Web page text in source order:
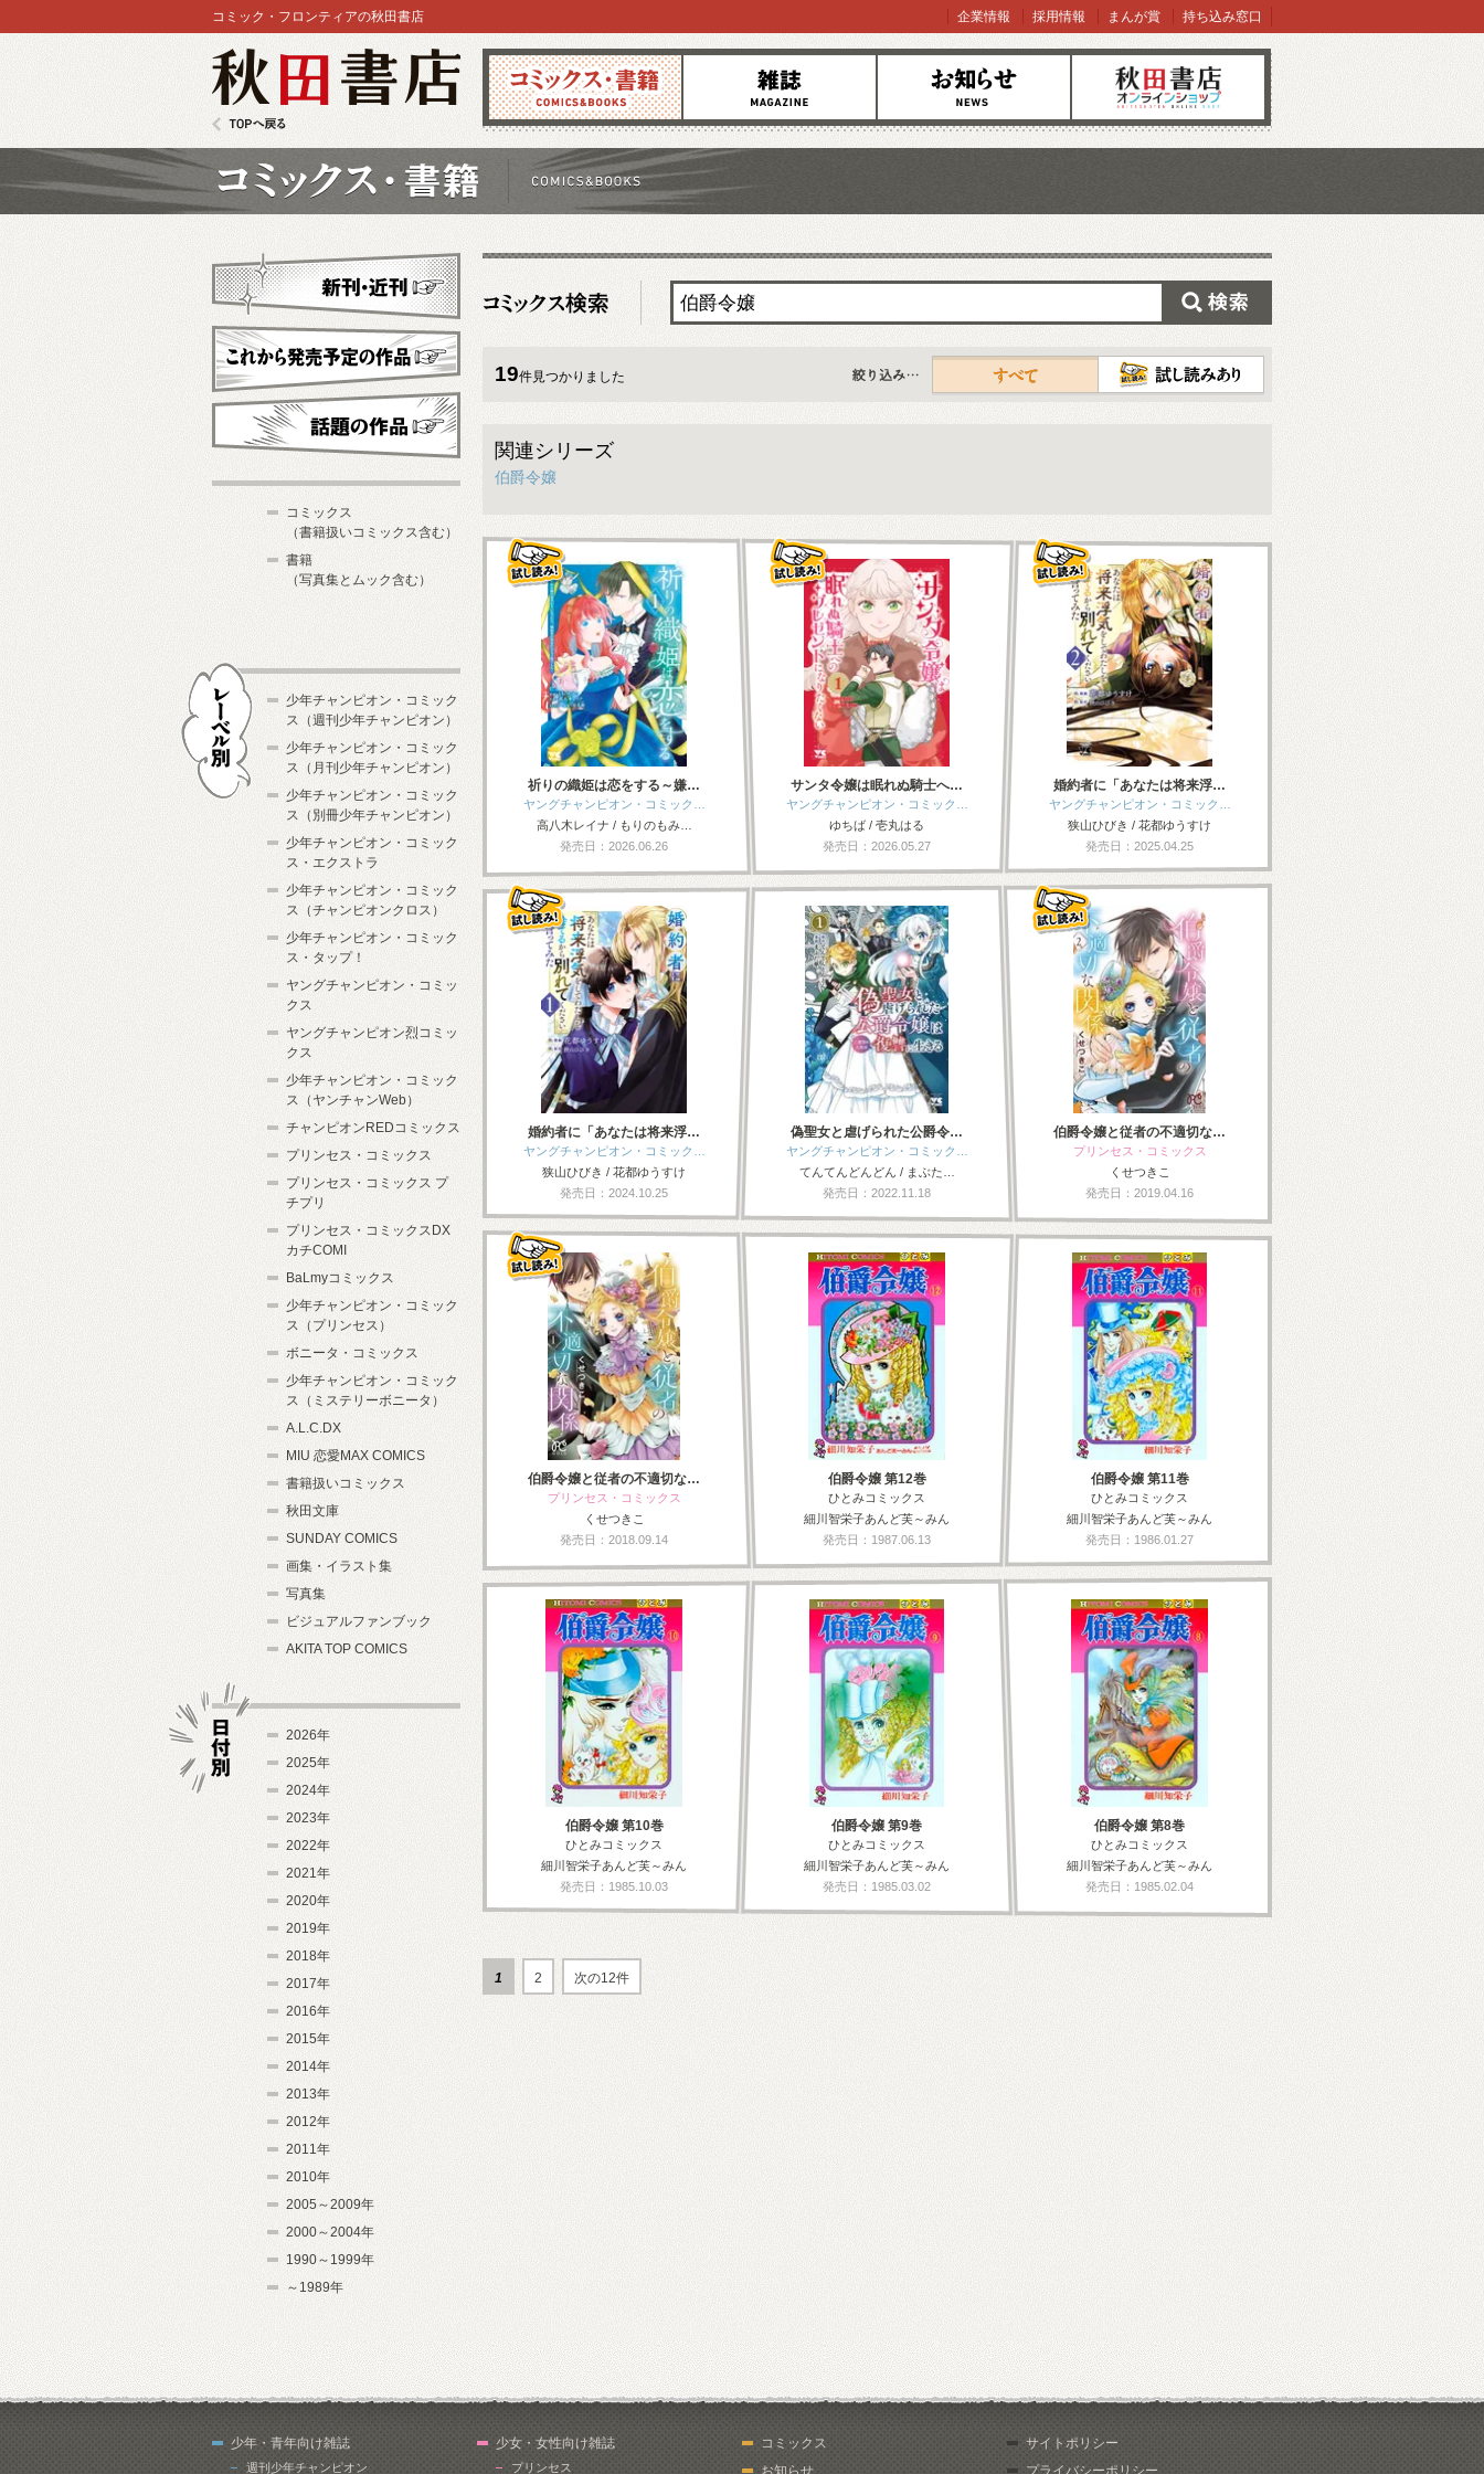
コミックス 雑誌 お知らせ オンラインショップ
コミック・フロンティアの秋田書店 企業情報 採用情報 まんが賞 持ち込み窓口
19件見つかりました
すべて
関連シリーズ
伯爵令嬢
祈りの織姫は恋をする～嫌…
ヤングチャンピオン・コミック…
高八木レイナ / もりのもみ…
発売日：2026.06.26
サンタ令嬢は眠れぬ騎士へ…
ヤングチャンピオン・コミック…
ゆちば / 壱丸はる
発売日：2026.05.27
婚約者に「あなたは将来浮…
ヤングチャンピオン・コミック…
狭山ひびき / 花都ゆうすけ
発売日：2025.04.25
婚約者に「あなたは将来浮…
ヤングチャンピオン・コミック…
狭山ひびき / 花都ゆうすけ
発売日：2024.10.25
偽聖女と虐げられた公爵令…
ヤングチャンピオン・コミック…
てんてんどんどん / まぶた…
発売日：2022.11.18
伯爵令嬢と従者の不適切な…
プリンセス・コミックス
くせつきこ
発売日：2019.04.16
伯爵令嬢と従者の不適切な…
プリンセス・コミックス
くせつきこ
発売日：2018.09.14
伯爵令嬢 第12巻
ひとみコミックス
細川智栄子あんど芙～みん
発売日：1987.06.13
伯爵令嬢 第11巻
ひとみコミックス
細川智栄子あんど芙～みん
発売日：1986.01.27
伯爵令嬢 第10巻
ひとみコミックス
細川智栄子あんど芙～みん
発売日：1985.10.03
伯爵令嬢 第9巻
ひとみコミックス
細川智栄子あんど芙～みん
発売日：1985.03.02
伯爵令嬢 第8巻
ひとみコミックス
細川智栄子あんど芙～みん
発売日：1985.02.04
1 2 次の12件
新刊・近刊
これから発売予定
コミックス
（書籍扱いコミックス含む）
書籍
（写真集とムック含む）
少年チャンピオン・コミック
ス（週刊少年チャンピオン）
少年チャンピオン・コミック
ス（月刊少年チャンピオン）
少年チャンピオン・コミック
ス（別冊少年チャンピオン）
少年チャンピオン・コミック
ス・エクストラ
少年チャンピオン・コミック
ス（チャンピオンクロス）
少年チャンピオン・コミック
ス・タップ！
ヤングチャンピオン・コミッ
クス
ヤングチャンピオン烈コミッ
クス
少年チャンピオン・コミック
ス（ヤンチャンWeb）
チャンピオンREDコミックス
プリンセス・コミックス
プリンセス・コミックス プ
チプリ
プリンセス・コミックスDX
カチCOMI
BaLmyコミックス
少年チャンピオン・コミック
ス（プリンセス）
ボニータ・コミックス
少年チャンピオン・コミック
ス（ミステリーボニータ）
A.L.C.DX
MIU 恋愛MAX COMICS
書籍扱いコミックス
秋田文庫
SUNDAY COMICS
画集・イラスト集
写真集
ビジュアルファンブック
AKITA TOP COMICS
2026年
2025年
2024年
2023年
2022年
2021年
2020年
2019年
2018年
2017年
2016年
2015年
2014年
2013年
2012年
2011年
2010年
2005～2009年
2000～2004年
1990～1999年
～1989年
少年・青年向け雑誌
週刊少年チャンピオン
少女・女性向け雑誌
プリンセス
コミックス
お知らせ
サイトポリシー
プライバシーポリシー